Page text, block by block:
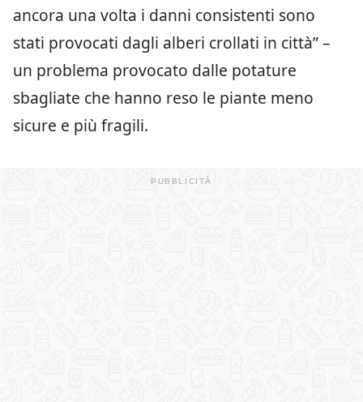
ancora una volta i danni consistenti sono
stati provocati dagli alberi crollati in città” –
un problema provocato dalle potature
sbagliate che hanno reso le piante meno
sicure e più fragili.